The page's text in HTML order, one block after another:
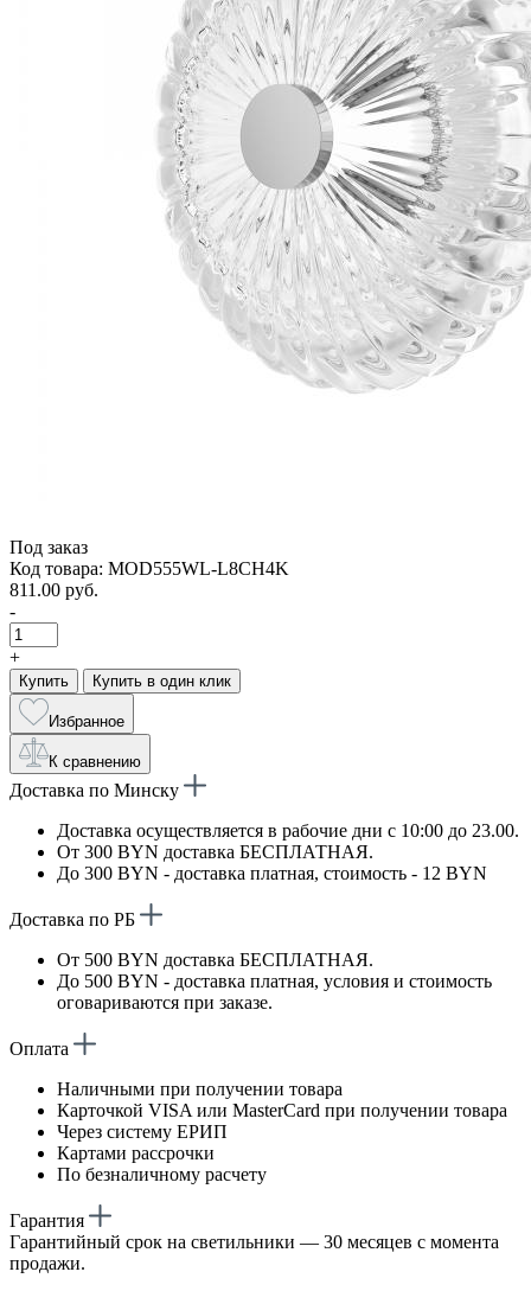
Под заказ
Код товара: MOD555WL-L8CH4K
811.00 руб.
-
+
Купить Купить в один клик
Избранное
К сравнению
Доставка по Минску
Доставка осуществляется в рабочие дни с 10:00 до 23.00.
От 300 BYN доставка БЕСПЛАТНАЯ.
До 300 BYN - доставка платная, стоимость - 12 BYN
Доставка по РБ
От 500 BYN доставка БЕСПЛАТНАЯ.
До 500 BYN - доставка платная, условия и стоимость
оговариваются при заказе.
Оплата
Наличными при получении товара
Карточкой VISA или MasterCard при получении товара
Через систему ЕРИП
Картами рассрочки
По безналичному расчету
Гарантия
Гарантийный срок на светильники — 30 месяцев с момента
продажи.